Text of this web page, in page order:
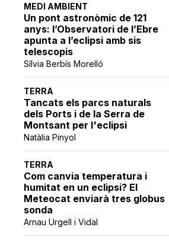
MEDI AMBIENT
Un pont astronòmic de 121
anys: l’Observatori de l’Ebre
apunta a l’eclipsi amb sis
telescopis
Sílvia Berbís Morelló
TERRA
Tancats els parcs naturals
dels Ports i de la Serra de
Montsant per l'eclipsi
Natàlia Pinyol
TERRA
Com canvia temperatura i
humitat en un eclipsi? El
Meteocat enviarà tres globus
sonda
Arnau Urgell i Vidal